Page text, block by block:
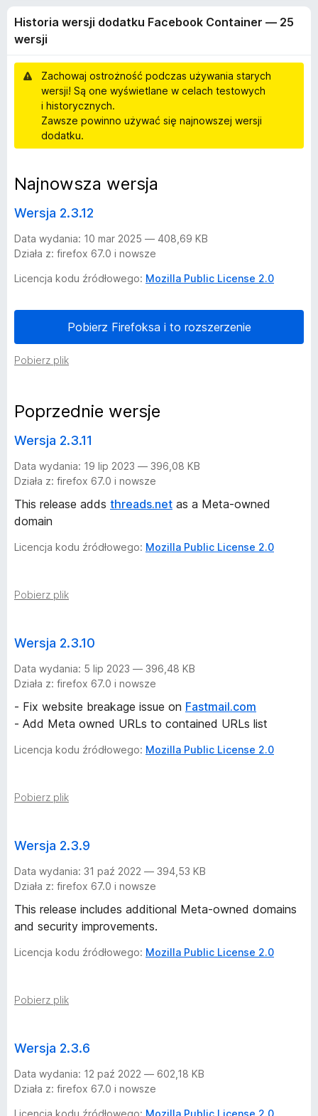
r
i
F
i
r
f
i
w
e
r
s
j
i
d
o
d
t
k
u
F
a
c
b
o
o
k
C
n
t
a
i
n
e
r
—
Historia wersji dodatku Facebook Container — 25
wersji
Zachowaj ostrożność podczas używania starych
wersji! Są one wyświetlane w celach testowych
i historycznych.
Zawsze powinno używać się najnowszej wersji
dodatku.
Najnowsza wersja
Wersja 2.3.12
Data wydania: 10 mar 2025 — 408,69 KB
Działa z: firefox 67.0 i nowsze
Licencja kodu źródłowego: Mozilla Public License 2.0
Pobierz Firefoksa i to rozszerzenie
Pobierz plik
Poprzednie wersje
Wersja 2.3.11
Data wydania: 19 lip 2023 — 396,08 KB
Działa z: firefox 67.0 i nowsze
This release adds threads.net as a Meta-owned
domain
Licencja kodu źródłowego: Mozilla Public License 2.0
Pobierz plik
Wersja 2.3.10
Data wydania: 5 lip 2023 — 396,48 KB
Działa z: firefox 67.0 i nowsze
- Fix website breakage issue on Fastmail.com
- Add Meta owned URLs to contained URLs list
Licencja kodu źródłowego: Mozilla Public License 2.0
Pobierz plik
Wersja 2.3.9
Data wydania: 31 paź 2022 — 394,53 KB
Działa z: firefox 67.0 i nowsze
This release includes additional Meta-owned domains
and security improvements.
Licencja kodu źródłowego: Mozilla Public License 2.0
Pobierz plik
Wersja 2.3.6
Data wydania: 12 paź 2022 — 602,18 KB
Działa z: firefox 67.0 i nowsze
Licencja kodu źródłowego: Mozilla Public License 2.0